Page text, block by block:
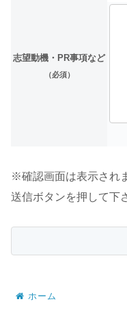
志望動機・PR事項など
（必須）
※確認画面は表示され
送信ボタンを押して下
ホーム